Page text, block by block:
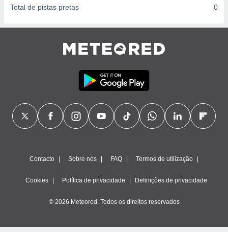
Total de pistas pretas 0
Contacto Sobre nós FAQ Termos de utilização
Cookies Política de privacidade Definições de privacidade
© 2026 Meteored. Todos os direitos reservados